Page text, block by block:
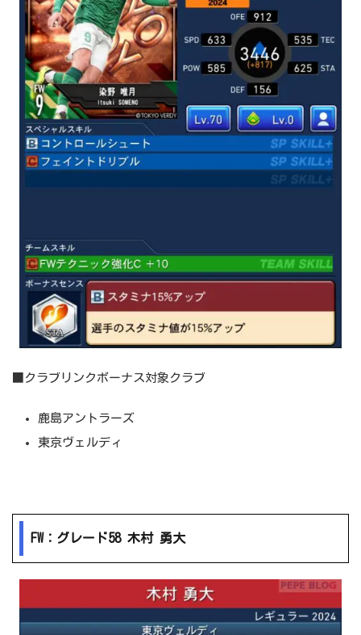
■クラブリンクボーナス対象クラブ
鹿島アントラーズ
東京ヴェルディ
FW：グレード58 木村 勇大